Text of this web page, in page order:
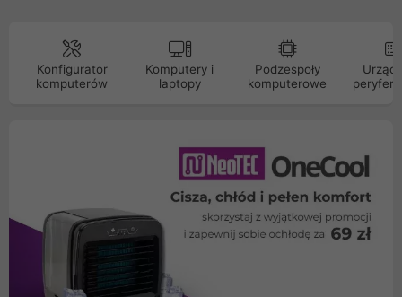
Konfigurator
komputerów
Komputery i
laptopy
Podzespoły
komputerowe